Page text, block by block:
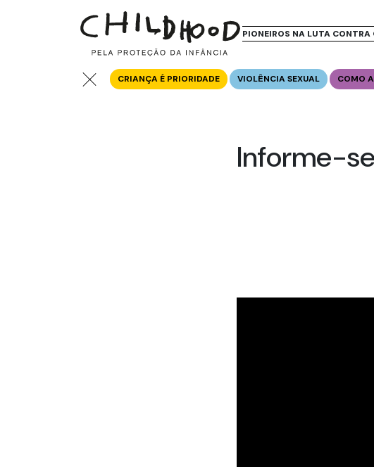
PIONEIROS NA LUTA CONTRA
CRIANÇA É PRIORIDADE VIOLÊNCIA SEXUAL COMO
Informe-se